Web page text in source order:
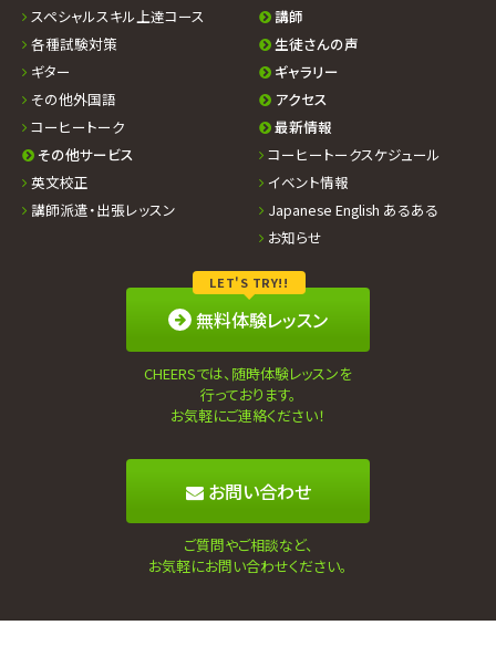
スペシャルスキル上達コース
各種試験対策
ギター
その他外国語
コーヒートーク
その他サービス
英文校正
講師派遣・出張レッスン
講師
生徒さんの声
ギャラリー
アクセス
最新情報
コーヒートークスケジュール
イベント情報
Japanese English あるある
お知らせ
LET'S TRY!!
無料体験レッスン
CHEERSでは、随時体験レッスンを
行っております。
お気軽にご連絡ください！
お問い合わせ
ご質問やご相談など、
お気軽にお問い合わせください。